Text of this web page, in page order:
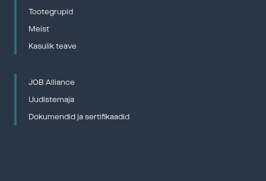
2012: Kuumgaasi filtreerimise tehnoloogia
Job Group ehitas koos tolleaegsete partneritega suurima filtrühiku
gaasistamisjaamas Lahti Energia juures. See oli verstapost raskete
2013: Omandamine Finsa , Hispaania
perekonnaga Bandrinas. See pani JobGroupi olukorda, kus meie
lõppkliendi teenindamiseks üle maailma olid olemas kaks
kaasaegset kudumisvabrikut.
Tootegrupid
Meist
Kasulik teave
JOB Alliance
Uudistemaja
Dokumendid ja sertifikaadid